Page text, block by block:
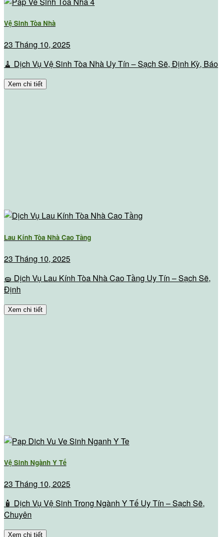
Vệ Sinh Tòa Nhà
23 Tháng 10, 2025
🧹 Dịch Vụ Vệ Sinh Tòa Nhà Uy Tín – Sạch Sẽ, Định Kỳ, Báo
Xem chi tiết
Lau Kính Tòa Nhà Cao Tầng
23 Tháng 10, 2025
🧽 Dịch Vụ Lau Kính Tòa Nhà Cao Tầng Uy Tín – Sạch Sẽ,
Định
Xem chi tiết
Vệ Sinh Ngành Y Tế
23 Tháng 10, 2025
🧴 Dịch Vụ Vệ Sinh Trong Ngành Y Tế Uy Tín – Sạch Sẽ,
Chuyên
Xem chi tiết